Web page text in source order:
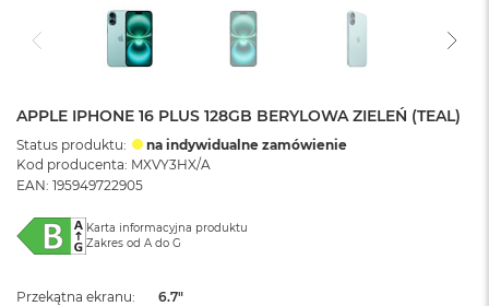
APPLE IPHONE 16 PLUS 128GB BERYLOWA ZIELEŃ (TEAL)
Status produktu:
na indywidualne zamówienie
Kod producenta: MXVY3HX/A
EAN: 195949722905
Karta informacyjna produktu
Zakres od A do G
Przekątna ekranu
6.7"